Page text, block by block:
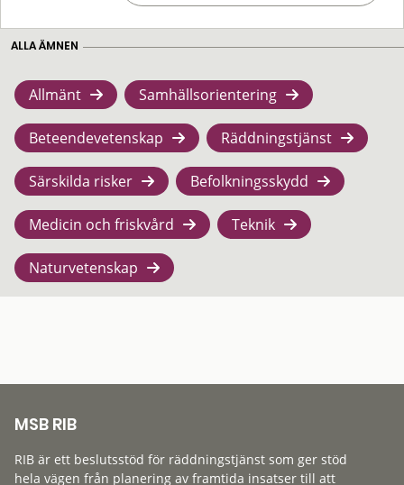
ALLA ÄMNEN
Allmänt Samhällsorientering
Beteendevetenskap Räddningstjänst
Särskilda risker Befolkningsskydd
Medicin och friskvård Teknik
Naturvetenskap
MSB RIB
RIB är ett beslutsstöd för räddningstjänst som ger stöd
hela vägen från planering av framtida insatser till att